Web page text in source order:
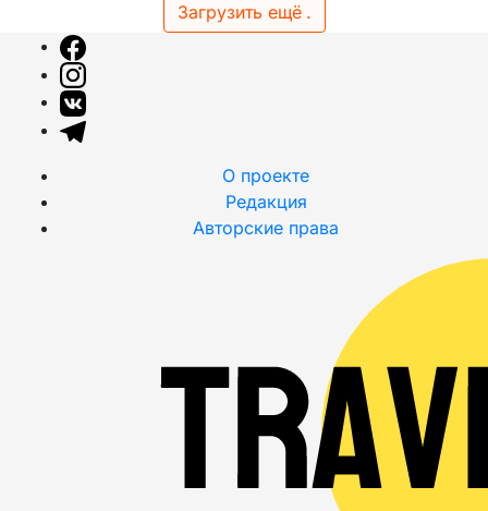
Загрузить ещё .
О проекте
Редакция
Авторские права